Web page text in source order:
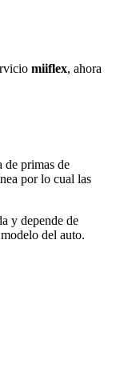
miiflex, ahora
de primas de
por lo cual las
y depende de
del auto.